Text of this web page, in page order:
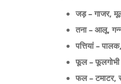
जड़– गाजर,
तना– आलू,
पत्तियां– पालक,
फूल– फूलगोभी
फल– टमाटर,